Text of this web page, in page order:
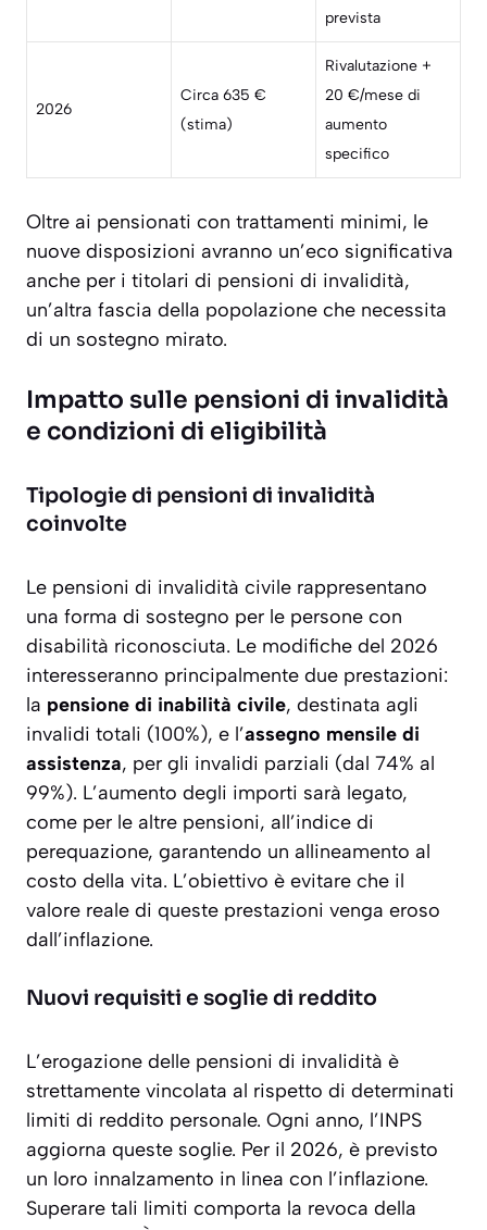
prevista
2026
Circa 635 €
(stima)
Rivalutazione +
20 €/mese di
aumento
specifico
Oltre ai pensionati con trattamenti minimi, le
nuove disposizioni avranno un’eco significativa
anche per i titolari di pensioni di invalidità,
un’altra fascia della popolazione che necessita
di un sostegno mirato.
Impatto sulle pensioni di invalidità
e condizioni di eligibilità
Tipologie di pensioni di invalidità
coinvolte
Le pensioni di invalidità civile rappresentano
una forma di sostegno per le persone con
disabilità riconosciuta. Le modifiche del 2026
interesseranno principalmente due prestazioni:
la pensione di inabilità civile, destinata agli
invalidi totali (100%), e l’assegno mensile di
assistenza, per gli invalidi parziali (dal 74% al
99%). L’aumento degli importi sarà legato,
come per le altre pensioni, all’indice di
perequazione, garantendo un allineamento al
costo della vita. L’obiettivo è evitare che il
valore reale di queste prestazioni venga eroso
dall’inflazione.
Nuovi requisiti e soglie di reddito
L’erogazione delle pensioni di invalidità è
strettamente vincolata al rispetto di determinati
limiti di reddito personale. Ogni anno, l’INPS
aggiorna queste soglie. Per il 2026, è previsto
un loro innalzamento in linea con l’inflazione.
Superare tali limiti comporta la revoca della